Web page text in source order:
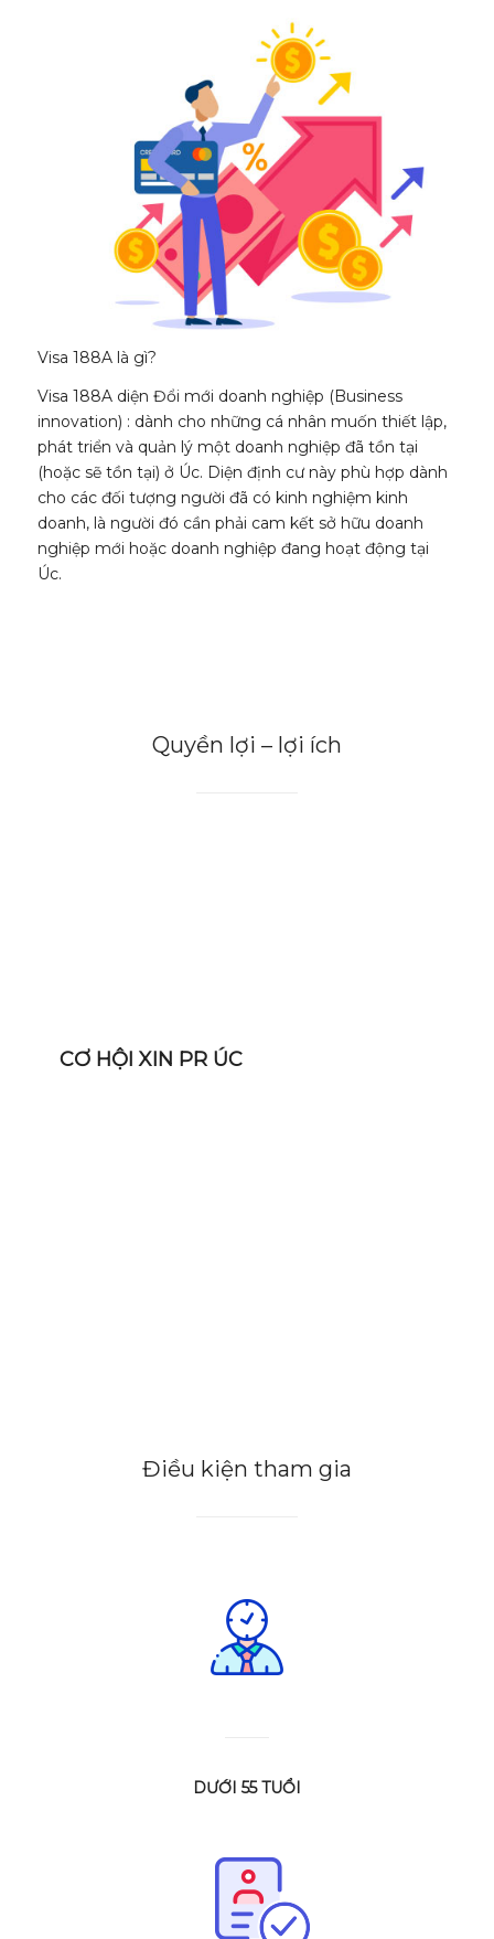
Visa 188A là gì?
Visa 188A diện Đổi mới doanh nghiệp (Business
innovation) : dành cho những cá nhân muốn thiết lập,
phát triển và quản lý một doanh nghiệp đã tồn tại
(hoặc sẽ tồn tại) ở Úc. Diện định cư này phù hợp dành
cho các đối tượng người đã có kinh nghiệm kinh
doanh, là người đó cần phải cam kết sở hữu doanh
nghiệp mới hoặc doanh nghiệp đang hoạt động tại
Úc.
Quyền lợi – lợi ích
CƠ HỘI XIN PR ÚC
Điều kiện tham gia
DƯỚI 55 TUỔI